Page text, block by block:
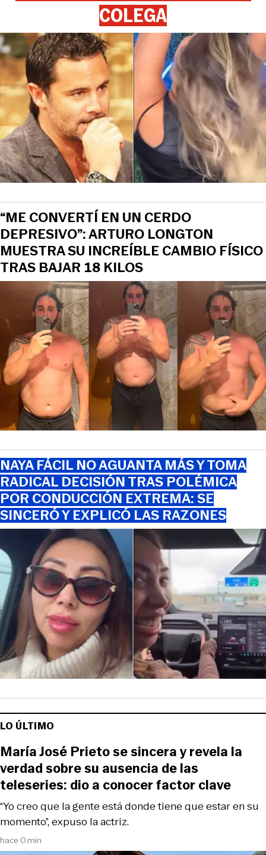
COLEGA
“ME CONVERTÍ EN UN CERDO
DEPRESIVO”: ARTURO LONGTON
MUESTRA SU INCREÍBLE CAMBIO FÍSICO
TRAS BAJAR 18 KILOS
NAYA FÁCIL NO AGUANTA MÁS Y TOMA
RADICAL DECISIÓN TRAS POLÉMICA
POR CONDUCCIÓN EXTREMA: SE
SINCERÓ Y EXPLICÓ LAS RAZONES
LO ÚLTIMO
hace 0 min
“Yo creo que la gente está donde tiene que estar en su
momento”, expuso la actriz.
María José Prieto se sincera y revela la
verdad sobre su ausencia de las
teleseries: dio a conocer factor clave